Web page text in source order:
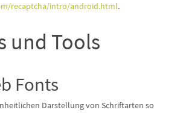
recaptcha/intro/android.html.
und Tools
Fonts
Darstellung von Schriftarten so